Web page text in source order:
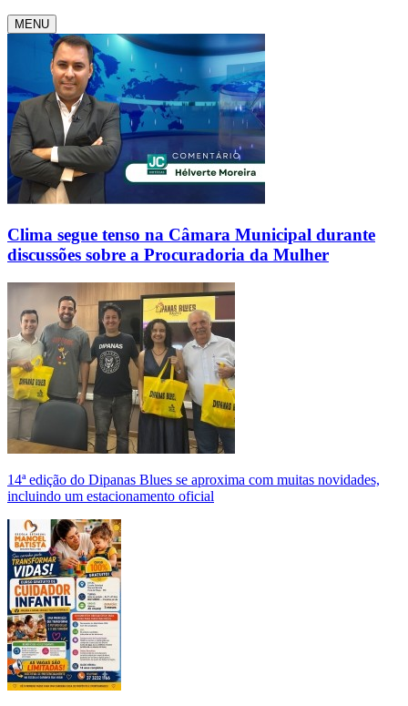
MENU
Clima segue tenso na Câmara Municipal durante
discussões sobre a Procuradoria da Mulher
14ª edição do Dipanas Blues se aproxima com muitas novidades,
incluindo um estacionamento oficial